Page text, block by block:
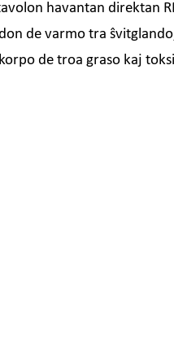
havantan direktan
de varmo tra
de troa graso kaj